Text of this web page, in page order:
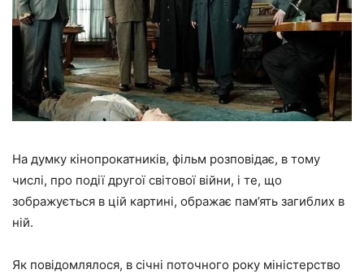
На думку кінопрокатників, фільм розповідає, в тому
числі, про події другої світової війни, і те, що
зображується в цій картині, ображає пам’ять загиблих в
ній.
Як повідомлялося, в січні поточного року міністерство